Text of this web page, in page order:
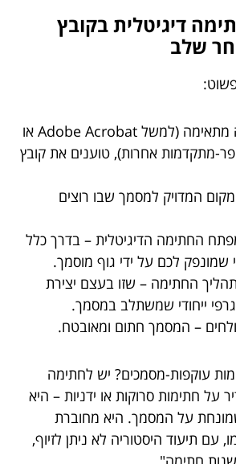
דיגיטלית בקובץ
בעזרת תוכנה מתאימה (למשל Adobe Acrobat או
מתקדמות אחרות), טוענים את קובץ
המדויק למסמך שבו רוצים
החתימה הדיגיטלית – בדרך כלל
שמונפק לכם על ידי גוף מוסמך.
החתימה – שזו בעצם יצירת
ייחודי שמשתלב במסמך.
– המסמך חתום ומאובטח.
עוקפות-מסמכים? יש לחתימה
על חתימות סרוקות או ידניות – היא
על המסמך. היא מחוברת
עם תיעוד היסטוריה לא ניתן לזיוף,